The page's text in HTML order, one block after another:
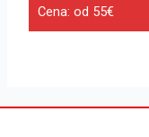
Cena: od 55€